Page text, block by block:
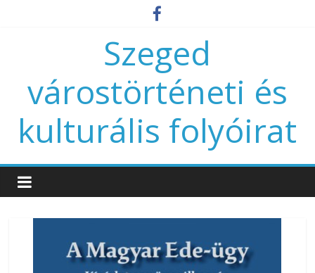
Szeged
várostörténeti és
kulturális folyóirat